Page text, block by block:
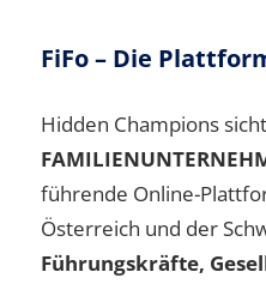
FiFo – Die
Hidden Champions
führende Online-
Österreich und der
Führungskräfte,